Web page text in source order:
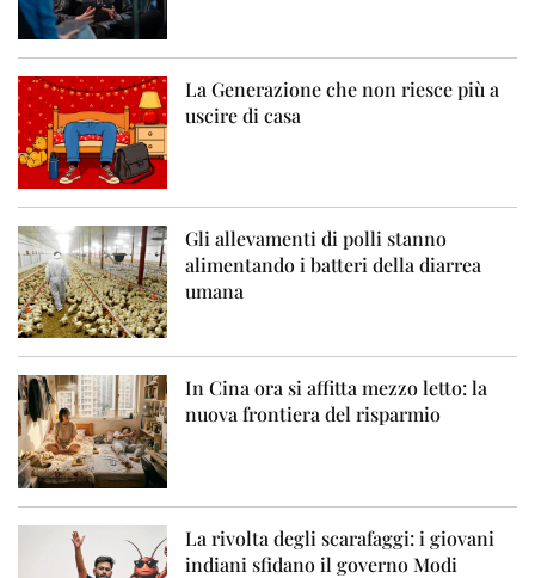
La Generazione che non riesce più a
uscire di casa
Gli allevamenti di polli stanno
alimentando i batteri della diarrea
umana
In Cina ora si affitta mezzo letto: la
nuova frontiera del risparmio
La rivolta degli scarafaggi: i giovani
indiani sfidano il governo Modi